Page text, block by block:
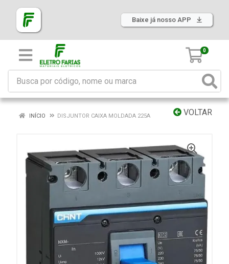
Baixe já nosso APP
0
VOLTAR
INÍCIO DISJUNTOR CAIXA MOLDADA 225A